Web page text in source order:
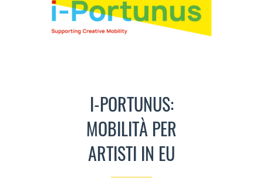
I-PORTUNUS:
MOBILITÀ PER
ARTISTI IN EU